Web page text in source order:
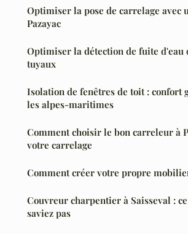
Optimiser la pose de carrelage avec
Pazayac
Optimiser la détection de fuite d'eau
tuyaux
Isolation de fenêtres de toit : confort
les alpes-maritimes
Comment choisir le bon carreleur à
votre carrelage
Comment créer votre propre
Couvreur charpentier à Saisseval :
saviez pas